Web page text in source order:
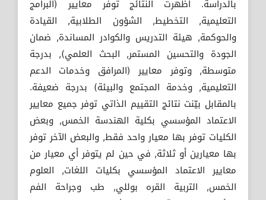
بالدراسة. أظهرت النتائج توفر معايير (البرامج
التعليمية, التخطيط, الشؤون الطلابية, القيادة
والحوكمة, هيئة التدريس والكوادر المساندة, ضمان
الجودة والتحسين المستمر, البحث العلمي), بدرجة
متوسطة, وتوفر معايير (المرافق وخدمات الدعم
التعليمية, وخدمة المجتمع والبيئة) بدرجة ضعيفة.
بالمقابل بيّنت نتائج التقييم الذاتي توفر جميع معايير
الاعتماد المؤسسي بكلية الهندسة الخمس, وبعض
الكليات توفر بها معيار واحد فقط, والبعض الآخر توفر
بها معيارين أو ثلاثة, في حين لم يتوفر أي معيار من
معايير الاعتماد المؤسسي بكليات اللغات, العلوم
الخمس, التربية القره بوللي, طب وجراحة الفم